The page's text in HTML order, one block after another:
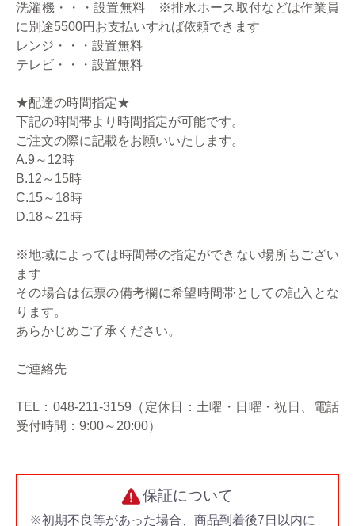
洗濯機・・・設置無料 ※排水ホース取付などは作業員
に別途5500円お支払いすれば依頼できます
レンジ・・・設置無料
テレビ・・・設置無料
★配達の時間指定★
下記の時間帯より時間指定が可能です。
ご注文の際に記載をお願いいたします。
A.9～12時
B.12～15時
C.15～18時
D.18～21時
※地域によっては時間帯の指定ができない場所もござい
ます
その場合は伝票の備考欄に希望時間帯としての記入とな
ります。
あらかじめご了承ください。
ご連絡先
TEL：048-211-3159（定休日：土曜・日曜・祝日、電話
受付時間：9:00～20:00）
保証について
※初期不良等があった場合、商品到着後7日以内に